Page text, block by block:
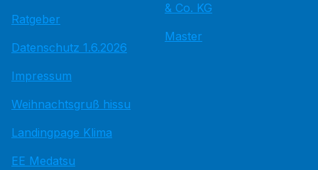
Ratgeber
Datenschutz 1.6.2026
Impressum
Weihnachtsgruß hissu
Landingpage Klima
EE Medatsu
& Co. KG
Master